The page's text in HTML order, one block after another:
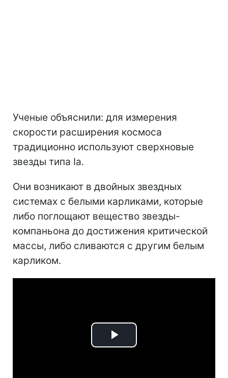
Ученые объяснили: для измерения
скорости расширения космоса
традиционно используют сверхновые
звезды типа Ia.
Они возникают в двойных звездных
системах с белыми карликами, которые
либо поглощают вещество звезды-
компаньона до достижения критической
массы, либо сливаются с другим белым
карликом.
Play